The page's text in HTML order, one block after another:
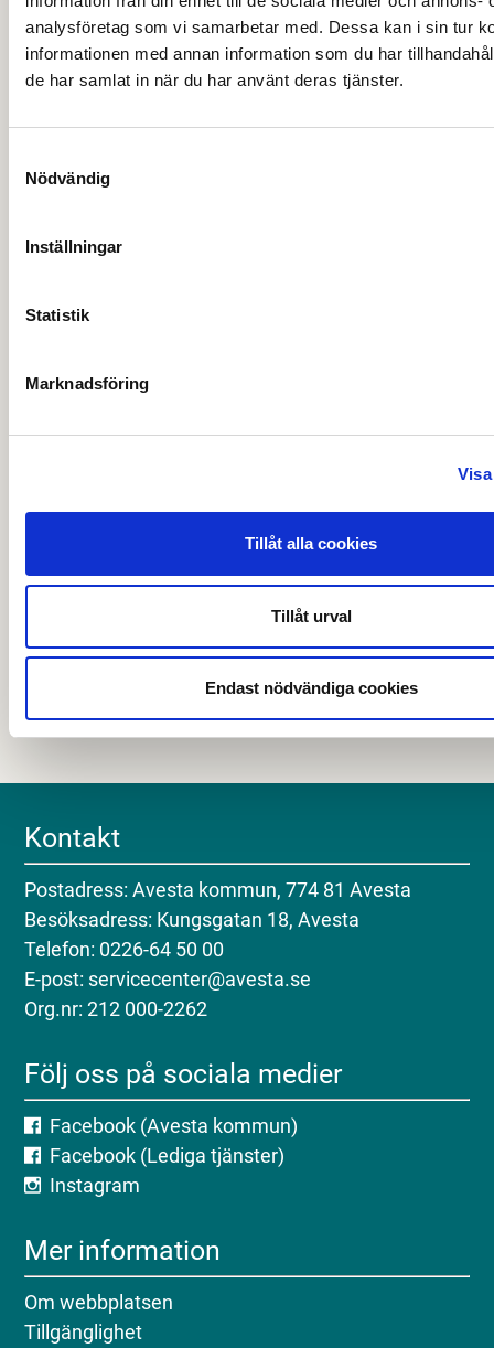
analysföretag som vi samarbetar med. Dessa kan i sin tur
informationen med annan information som du har
de har samlat in när du har använt deras tjänster.
Nödvändig
Inställningar
Statistik
Marknadsföring
Tillåt alla cookies
Tillåt urval
Endast nödvändiga cookies
2024 Direktion
2024-03-21 2024-05-23
Senast granskad01 juni 2026.
Hjälpte den här informationen dig?
Nej
Kontakt
Postadress: Avesta kommun, 774 81 Avesta
Besöksadress: Kungsgatan 18, Avesta
Telefon: 0226-64 50 00
E-post: servicecenter@avesta.se
Org.nr: 212 000-2262
Följ oss på sociala medier
Facebook (Avesta kommun)
Facebook (Lediga tjänster)
Instagram
Mer information
Om webbplatsen
Tillgänglighet